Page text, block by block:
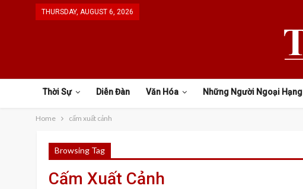
THURSDAY, AUGUST 6, 2026
Thời Sự Diễn Đàn Văn Hóa Những Người Ngoại Hạng
Home cấm xuất cảnh
Browsing Tag
Cấm Xuất Cảnh